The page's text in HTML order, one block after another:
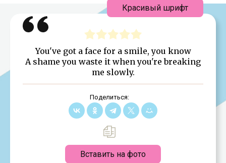
You've got a face for a smile, you know
A shame you waste it when you're breaking
me slowly.
Поделиться:
Вставить на фото
Красивый шрифт